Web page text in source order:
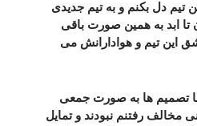
تیم دل بکنم و به تیم جدیدی
تا ابد به همین صورت باقی
این تیم و هوادارانش می
تصمیم ها به صورت جمعی
مخالف رفتنم نبودند و تمایل